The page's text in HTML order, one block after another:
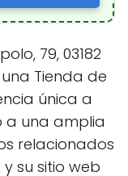
79, 03182
Tienda de
única a
a una amplia
relacionados
su sitio web